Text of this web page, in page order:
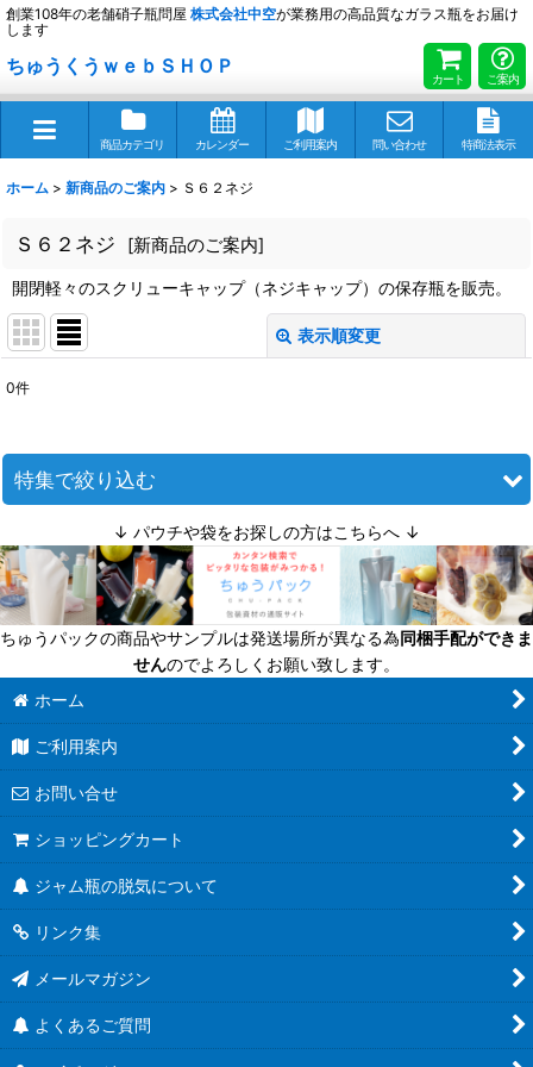
創業108年の老舗硝子瓶問屋 株式会社中空が業務用の高品質なガラス瓶をお届け
します
ちゅうくうｗｅｂＳＨＯＰ
カート ご案内
商品カテゴリ カレンダー ご利用案内 問い合わせ 特商法表示
ホーム > 新商品のご案内 > Ｓ６２ネジ
Ｓ６２ネジ [新商品のご案内]
開閉軽々のスクリューキャップ（ネジキャップ）の保存瓶を販売。
表示順変更
並び順 :
絞り込む
0件
特集で絞り込む
迷ったら定番商品！
送料無料商品
超軽量瓶
六角びん
八角びん
角びん全て
マヨネーズびん
お酒のテイクアウト容器
人気のハーバリウム瓶
↓ パウチや袋をお探しの方はこちらへ ↓
ちゅうパックの商品やサンプルは発送場所が異なる為同梱手配ができま
せんのでよろしくお願い致します。
ホーム
ご利用案内
お問い合せ
ショッピングカート
ジャム瓶の脱気について
リンク集
メールマガジン
よくあるご質問